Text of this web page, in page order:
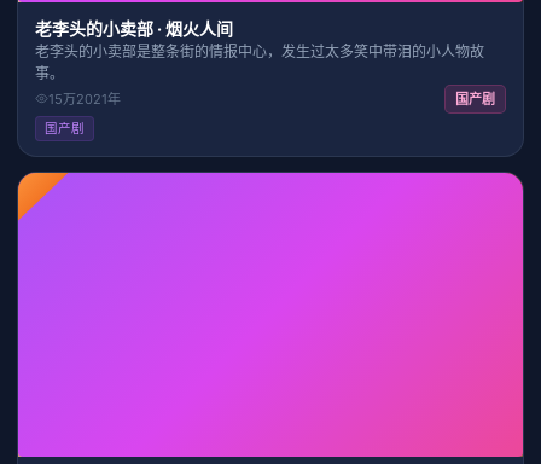
老李头的小卖部 · 烟火人间
老李头的小卖部是整条街的情报中心，发生过太多笑中带泪的小人物故
事。
15万2021年 国产剧
国产剧